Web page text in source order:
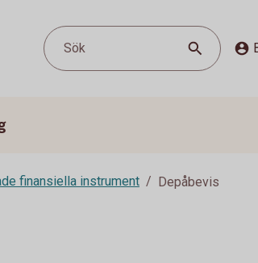
Sök
finansiella instrument Depåbevis